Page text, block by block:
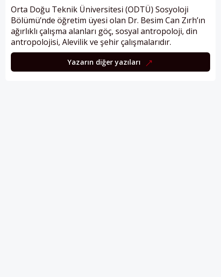
Orta Doğu Teknik Üniversitesi (ODTÜ) Sosyoloji
Bölümü’nde öğretim üyesi olan Dr. Besim Can Zırh’ın
ağırlıklı çalışma alanları göç, sosyal antropoloji, din
antropolojisi, Alevilik ve şehir çalışmalarıdır.
Yazarın diğer yazıları